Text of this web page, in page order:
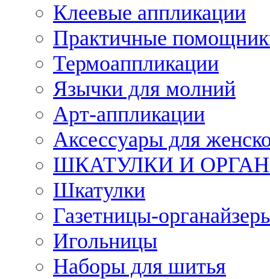
Клеевые аппликации
Практичные
Термоаппликации
Язычки для молний
Арт-аппликации
Аксессуары для
ШКАТУЛКИ И
Шкатулки
Газетницы-
Игольницы
Наборы для шитья